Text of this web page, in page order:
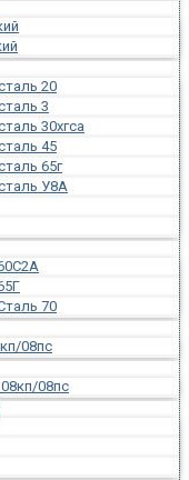
20
3
30хгса
45
65г
У8А
70
08пс
08пс